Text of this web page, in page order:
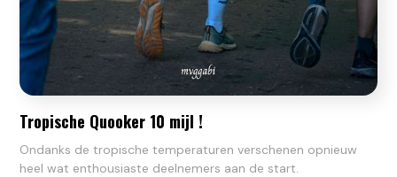
Tropische Quooker 10 mijl !
Ondanks de tropische temperaturen verschenen opnieuw
heel wat enthousiaste deelnemers aan de start.